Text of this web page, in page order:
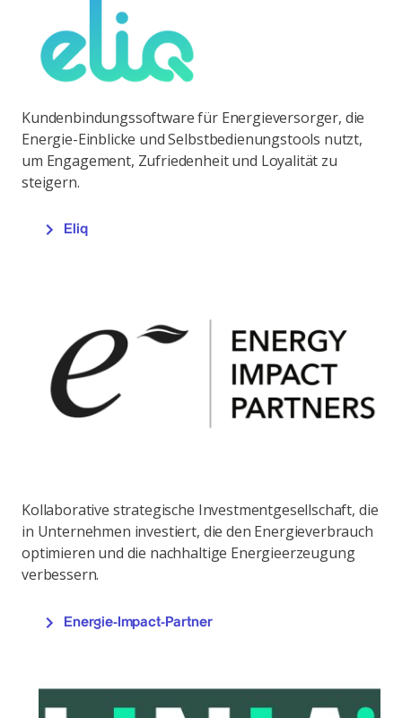
Kundenbindungssoftware für Energieversorger, die
Energie-Einblicke und Selbstbedienungstools nutzt,
um Engagement, Zufriedenheit und Loyalität zu
steigern.
Eliq
Kollaborative strategische Investmentgesellschaft, die
in Unternehmen investiert, die den Energieverbrauch
optimieren und die nachhaltige Energieerzeugung
verbessern.
Energie-Impact-Partner